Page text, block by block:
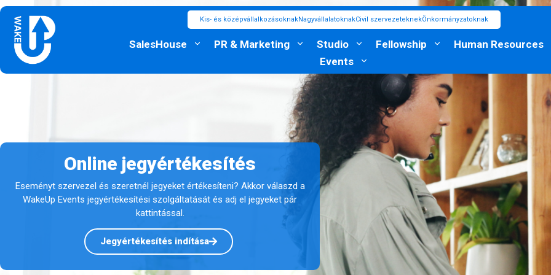
Kis- és középvállalkozásoknakNagyvállalatoknakCivil szervezeteknekÖnkormányzatoknak
SalesHouse PR & Marketing Studio Fellowship
Human Resources
Events
Online jegyértékesítés
Eseményt szervezel és szeretnél jegyeket értékesíteni? Akkor válaszd a
WakeUp Events jegyértékesítési szolgáltatását és adj el jegyeket pár
kattintással.
Jegyértékesítés indítása